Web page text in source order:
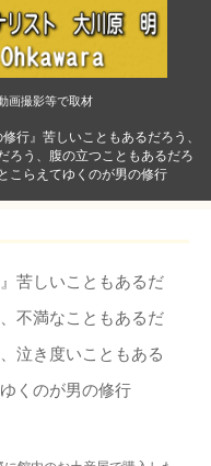
画撮影等で取材
行』苦しいこともあるだろう、
ろう、腹の立つこともあるだろ
こらえてゆくのが男の修行
苦しいこともあるだ
不満なこともあるだ
泣き度いこともある
くのが男の修行